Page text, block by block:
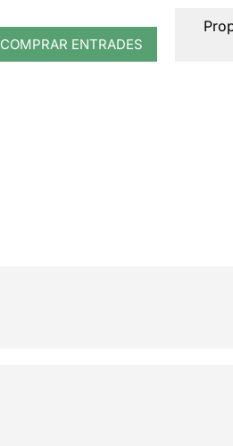
COMPRAR ENTRADES